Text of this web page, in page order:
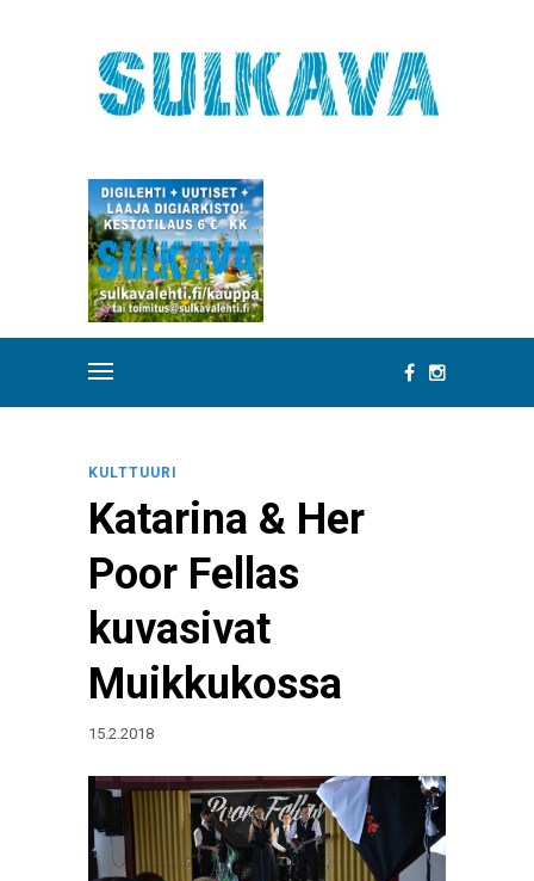
KULTTUURI
Katarina & Her
Poor Fellas
kuvasivat
Muikkukossa
15.2.2018